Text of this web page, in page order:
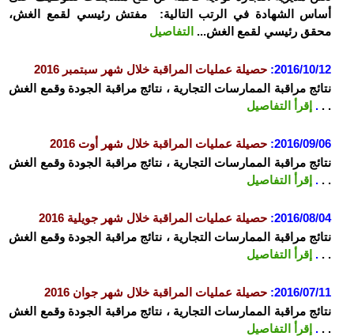
أساس الشهادة في الرتب التالية: مفتش رئيسي لقمع الغش،
محقق رئيسي لقمع الغش... التفاصيل
2016/10/12: حصيلة عمليات المراقبة خلال شهر سبتمبر 2016
نتائج مراقبة الممارسات التجارية ، نتائج مراقبة الجودة وقمع الغش
. .
. إقرأ التفاصيل
2016/09/06: حصيلة عمليات المراقبة خلال شهر أوت 2016
نتائج مراقبة الممارسات التجارية ، نتائج مراقبة الجودة وقمع الغش
. .
. إقرأ التفاصيل
2016/08/04: حصيلة عمليات المراقبة خلال شهر جويلية 2016
نتائج مراقبة الممارسات التجارية ، نتائج مراقبة الجودة وقمع الغش
. .
. إقرأ التفاصيل
2016/07/11: حصيلة عمليات المراقبة خلال شهر جوان 2016
نتائج مراقبة الممارسات التجارية ، نتائج مراقبة الجودة وقمع الغش
. .
. إقرأ التفاصيل